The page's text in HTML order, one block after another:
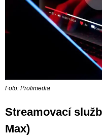
Foto: Profimedia
Streamovací
Max)